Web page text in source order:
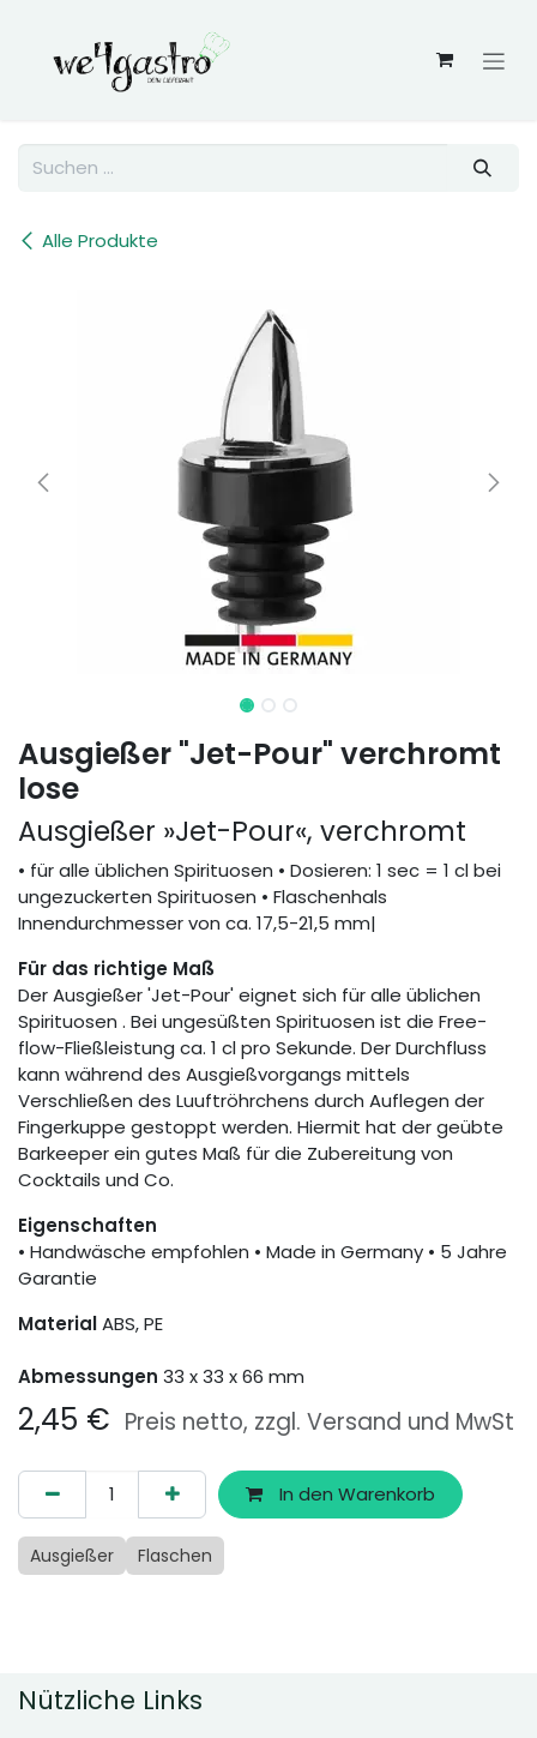
Alle Produkte
Ausgießer "Jet-Pour" verchromt
lose
Ausgießer »Jet-Pour«, verchromt
• für alle üblichen Spirituosen • Dosieren: 1 sec = 1 cl bei
ungezuckerten Spirituosen • Flaschenhals
Innendurchmesser von ca. 17,5-21,5 mm|
Für das richtige Maß
Der Ausgießer 'Jet-Pour' eignet sich für alle üblichen
Spirituosen . Bei ungesüßten Spirituosen ist die Free-
flow-Fließleistung ca. 1 cl pro Sekunde. Der Durchfluss
kann während des Ausgießvorgangs mittels
Verschließen des Luuftröhrchens durch Auflegen der
Fingerkuppe gestoppt werden. Hiermit hat der geübte
Barkeeper ein gutes Maß für die Zubereitung von
Cocktails und Co.
Eigenschaften
• Handwäsche empfohlen • Made in Germany • 5 Jahre
Garantie
MaterialABS, PE
Abmessungen 33 x 33 x 66 mm
2,45 € Preis netto, zzgl. Versand und MwSt
In den Warenkorb
Ausgießer Flaschen
Nützliche Links